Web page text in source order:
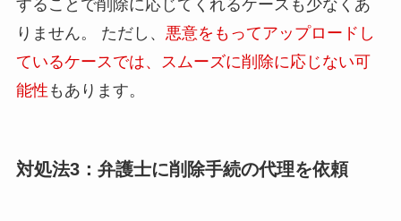
することで削除に応じてくれるケースも少なくあ
りません。 ただし、 悪意をもってアップロードし
ているケースでは、スムーズに削除に応じない可
能性 もあります。
対処法3：弁護士に削除手続の代理を依頼